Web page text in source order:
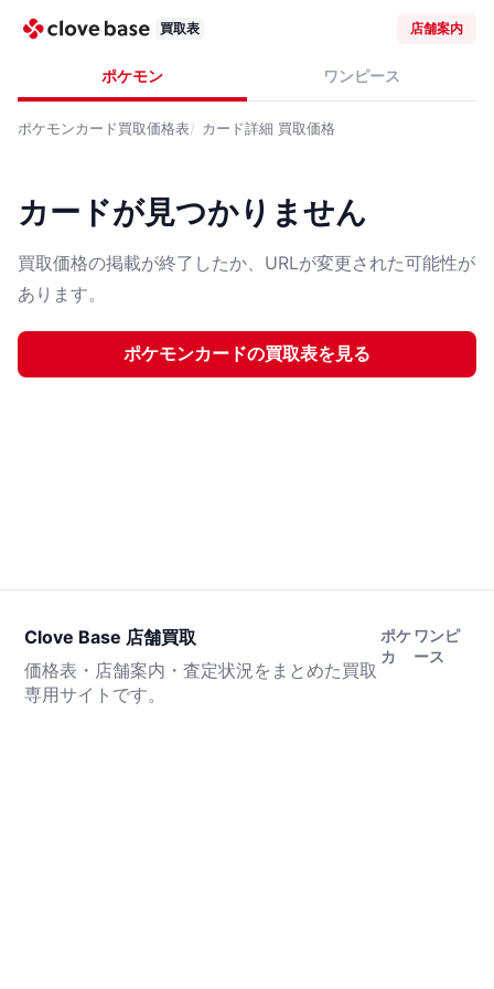
買取表 店舗案内
ポケモン ワンピース
ポケモンカード買取価格表 カード詳細 買取価格
カードが見つかりません
買取価格の掲載が終了したか、URLが変更された可能性が
あります。
ポケモンカードの買取表を見る
Clove Base 店舗買取
価格表・店舗案内・査定状況をまとめた買取
専用サイトです。
ポケ
カ
ワンピ
ース